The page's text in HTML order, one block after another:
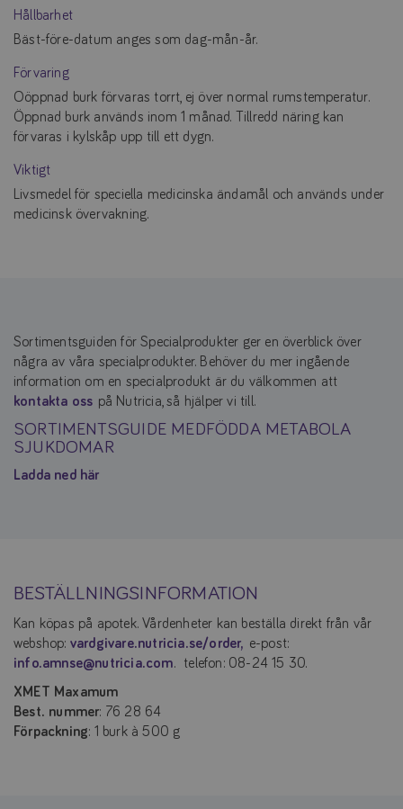
Hållbarhet
Bäst-före-datum anges som dag-mån-år.
Förvaring
Oöppnad burk förvaras torrt, ej över normal rumstemperatur.
Öppnad burk används inom 1 månad. Tillredd näring kan
förvaras i kylskåp upp till ett dygn.
Viktigt
Livsmedel för speciella medicinska ändamål och används under
medicinsk övervakning.
Sortimentsguiden för Specialprodukter ger en överblick över
några av våra specialprodukter. Behöver du mer ingående
information om en specialprodukt är du välkommen att
kontakta oss på Nutricia, så hjälper vi till.
SORTIMENTSGUIDE MEDFÖDDA METABOLA
SJUKDOMAR
Ladda ned här
BESTÄLLNINGSINFORMATION
Kan köpas på apotek. Vårdenheter kan beställa direkt från vår
webshop: vardgivare.nutricia.se/order, e-post:
info.amnse@nutricia.com. telefon: 08-24 15 30.
XMET Maxamum
Best. nummer: 76 28 64
Förpackning: 1 burk à 500 g